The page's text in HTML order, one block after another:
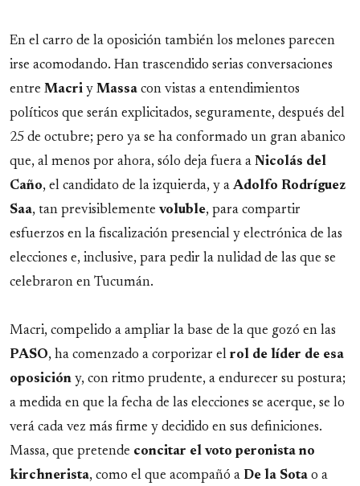
En el carro de la oposición también los melones parecen
irse acomodando. Han trascendido serias conversaciones
entre Macri y Massa con vistas a entendimientos
políticos que serán explicitados, seguramente, después del
25 de octubre; pero ya se ha conformado un gran abanico
que, al menos por ahora, sólo deja fuera a Nicolás del
Caño, el candidato de la izquierda, y a Adolfo Rodríguez
Saa, tan previsiblemente voluble, para compartir
esfuerzos en la fiscalización presencial y electrónica de las
elecciones e, inclusive, para pedir la nulidad de las que se
celebraron en Tucumán.
Macri, compelido a ampliar la base de la que gozó en las
PASO, ha comenzado a corporizar el rol de líder de esa
oposición y, con ritmo prudente, a endurecer su postura;
a medida en que la fecha de las elecciones se acerque, se lo
verá cada vez más firme y decidido en sus definiciones.
Massa, que pretende concitar el voto peronista no
kirchnerista, como el que acompañó a De la Sota o a